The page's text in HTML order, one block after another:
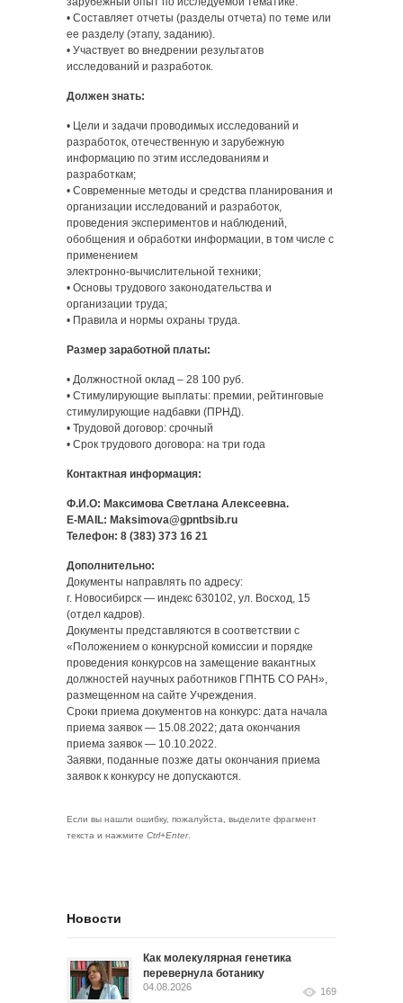
• Составляет отчеты (разделы отчета) по теме или
ее разделу (этапу, заданию).
• Участвует во внедрении результатов
исследований и разработок.
Должен знать:
• Цели и задачи проводимых исследований и
разработок, отечественную и зарубежную
информацию по этим исследованиям и
разработкам;
• Современные методы и средства планирования и
организации исследований и разработок,
проведения экспериментов и наблюдений,
обобщения и обработки информации, в том числе с
применением
электронно-вычислительной техники;
• Основы трудового законодательства и
организации труда;
• Правила и нормы охраны труда.
Размер заработной платы:
• Должностной оклад – 28 100 руб.
• Стимулирующие выплаты: премии, рейтинговые
стимулирующие надбавки (ПРНД).
• Трудовой договор: срочный
• Срок трудового договора: на три года
Контактная информация:
Ф.И.О: Максимова Светлана Алексеевна.
E-MAIL: Maksimova@gpntbsib.ru
Телефон: 8 (383) 373 16 21
Дополнительно:
Документы направлять по адресу:
г. Новосибирск — индекс 630102, ул. Восход, 15
(отдел кадров).
Документы представляются в соответствии с
«Положением о конкурсной комиссии и порядке
проведения конкурсов на замещение вакантных
должностей научных работников ГПНТБ СО РАН»,
размещенном на сайте Учреждения.
Сроки приема документов на конкурс: дата начала
приема заявок — 15.08.2022; дата окончания
приема заявок — 10.10.2022.
Заявки, поданные позже даты окончания приема
заявок к конкурсу не допускаются.
Если вы нашли ошибку, пожалуйста, выделите фрагмент
текста и нажмите Ctrl+Enter.
Новости
Как молекулярная генетика
перевернула ботанику
04.08.2026 169